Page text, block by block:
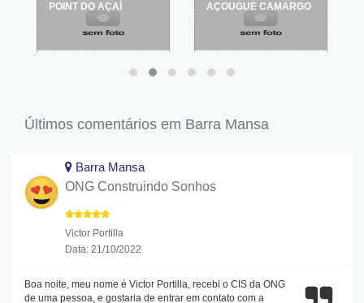
AÇOUGUE CAMARGO AÇOUGUE COMA BEM
Últimos comentários em Barra Mansa
Barra Mansa
ONG Construindo Sonhos
Victor Portilla
Data: 21/10/2022
Boa noite, meu nome é Victor Portilla, recebi o CIS da ONG
de uma pessoa, e gostaria de entrar em contato com a